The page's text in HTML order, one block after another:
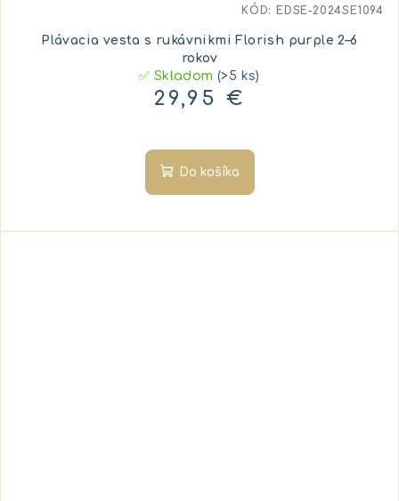
Plávacia vesta s rukávnikmi Florish purple 2–6
rokov
✅ Skladom(>5 ks)
29,95 €
Do košíka
KÓD: EDSE-2024SE1094